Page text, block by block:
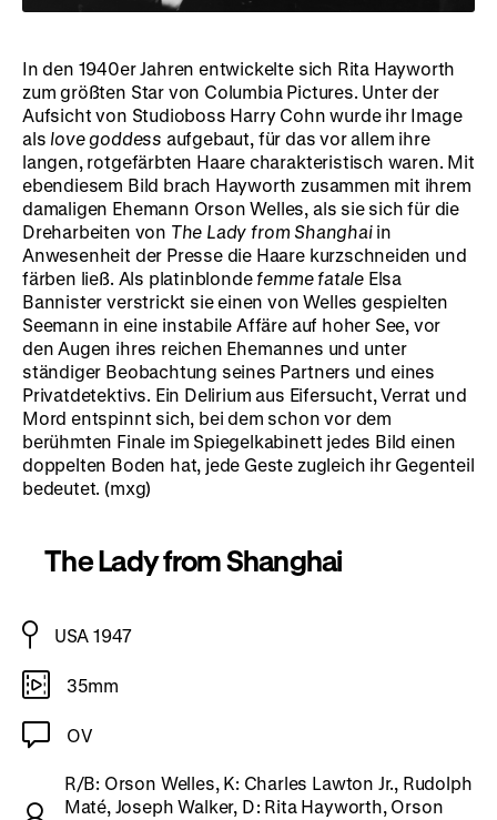
In den 1940er Jahren entwickelte sich Rita Hayworth
zum größten Star von Columbia Pictures. Unter der
Aufsicht von Studioboss Harry Cohn wurde ihr Image
als love goddess aufgebaut, für das vor allem ihre
langen, rotgefärbten Haare charakteristisch waren. Mit
ebendiesem Bild brach Hayworth zusammen mit ihrem
damaligen Ehemann Orson Welles, als sie sich für die
Dreharbeiten von The Lady from Shanghaiin
Anwesenheit der Presse die Haare kurzschneiden und
färben ließ. Als platinblondefemme fatale Elsa
Bannister verstrickt sie einen von Welles gespielten
Seemann in eine instabile Affäre auf hoher See, vor
den Augen ihres reichen Ehemannes und unter
ständiger Beobachtung seines Partners und eines
Privatdetektivs. Ein Delirium aus Eifersucht, Verrat und
Mord entspinnt sich, bei dem schon vor dem
berühmten Finale im Spiegelkabinett jedes Bild einen
doppelten Boden hat, jede Geste zugleich ihr Gegenteil
bedeutet. (mxg)
The Lady from Shanghai
USA 1947
35mm
OV
R/B: Orson Welles, K: Charles Lawton Jr., Rudolph
Maté, Joseph Walker, D: Rita Hayworth, Orson